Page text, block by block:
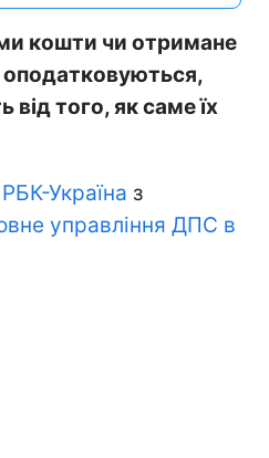
кошти чи отримане
від того, як саме їх
РБК-Україна з
управління ДПС в